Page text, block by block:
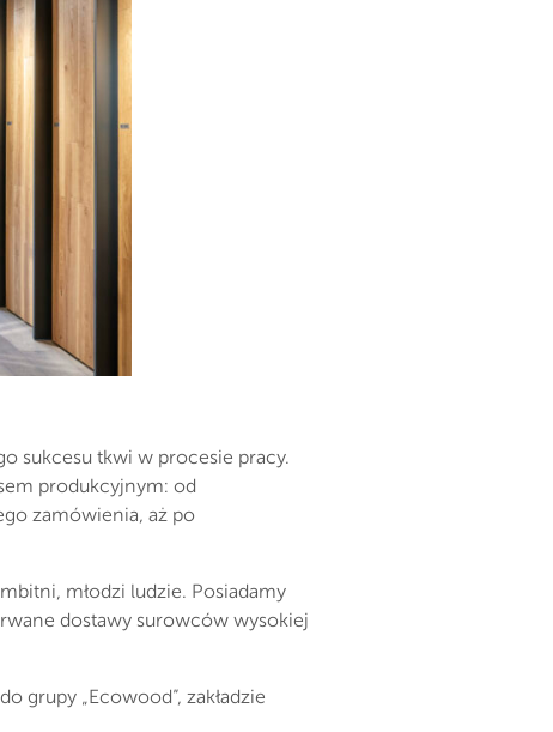
sukcesu tkwi w procesie pracy.
produkcyjnym: od
zamówienia, aż po
młodzi ludzie. Posiadamy
dostawy surowców wysokiej
grupy „Ecowood”, zakładzie